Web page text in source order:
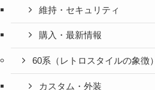
維持・セキュリティ
購入・最新情報
60系（レトロスタイルの象徴）
カスタム・外装